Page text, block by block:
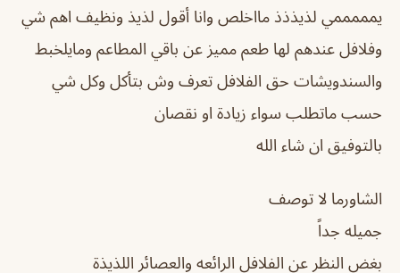
يمممممي لذيذذذ مااخلص وانا أقول لذيذ ونظيف اهم شي
وفلافل عندهم لها طعم مميز عن باقي المطاعم ومايلخبط
والسندويشات حق الفلافل تعرف وش بتأكل وكل شي
حسب ماتطلب سواء زيادة او نقصان
بالتوفيق ان شاء الله
الشاورما لا توصف
جميله جداً
بغض النظر عن الفلافل الرائعه والعصائر اللذيذة